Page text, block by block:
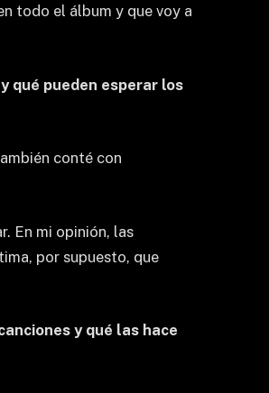
todo el álbum y que voy a
qué pueden esperar los
conté con
En mi opinión, las
por supuesto, que
y qué las hace